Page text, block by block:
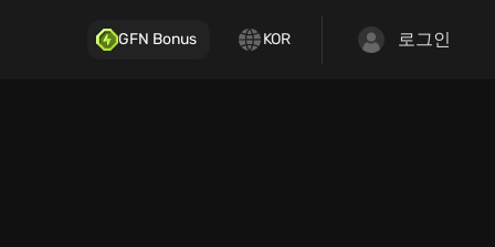
GFN Bonus KOR 로그인